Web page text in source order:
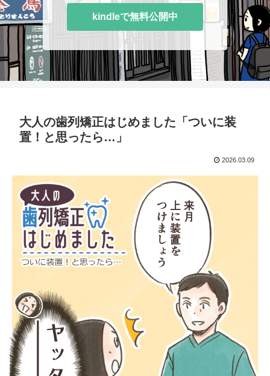
kindleで無料公開中
大人の歯列矯正はじめました「ついに装
置！と思ったら…」
2026.03.09